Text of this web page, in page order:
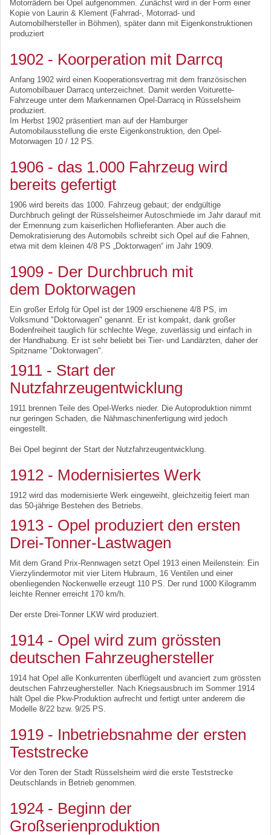
Motorrädern bei Opel aufgenommen. Zunächst wird in der Form einer
Kopie von Laurin & Klement (Fahrrad-, Motorrad- und
Automobilhersteller in Böhmen), später dann mit Eigenkonstruktionen
produziert
1902 - Koorperation mit Darrcq
Anfang 1902 wird einen Kooperationsvertrag mit dem französischen
Automobilbauer Darracq unterzeichnet. Damit werden Voiturette-
Fahrzeuge unter dem Markennamen Opel-Darracq in Rüsselsheim
produziert.
Im Herbst 1902 präsentiert man auf der Hamburger
Automobilausstellung die erste Eigenkonstruktion, den Opel-
Motorwagen 10 / 12 PS.
1906 - das 1.000 Fahrzeug wird
bereits gefertigt
1906 wird bereits das 1000. Fahrzeug gebaut; der endgültige
Durchbruch gelingt der Rüsselsheimer Autoschmiede im Jahr darauf mit
der Ernennung zum kaiserlichen Hoflieferanten. Aber auch die
Demokratisierung des Automobils schreibt sich Opel auf die Fahnen,
etwa mit dem kleinen 4/8 PS „Doktorwagen“ im Jahr 1909.
1909 - Der Durchbruch mit
dem Doktorwagen
Ein großer Erfolg für Opel ist der 1909 erschienene 4/8 PS, im
Volksmund "Doktorwagen" genannt. Er ist kompakt, dank großer
Bodenfreiheit tauglich für schlechte Wege, zuverlässig und einfach in
der Handhabung. Er ist sehr beliebt bei Tier- und Landärzten, daher der
Spitzname "Doktorwagen".
1911 - Start der
Nutzfahrzeugentwicklung
1911 brennen Teile des Opel-Werks nieder. Die Autoproduktion nimmt
nur geringen Schaden, die Nähmaschinenfertigung wird jedoch
eingestellt.
Bei Opel beginnt der Start der Nutzfahrzeugentwicklung.
1912 - Modernisiertes Werk
1912 wird das modernisierte Werk eingeweiht, gleichzeitig feiert man
das 50-jährige Bestehen des Betriebs.
1913 - Opel produziert den ersten
Drei-Tonner-Lastwagen
Mit dem Grand Prix-Rennwagen setzt Opel 1913 einen Meilenstein: Ein
Vierzylindermotor mit vier Litern Hubraum, 16 Ventilen und einer
obenliegenden Nockenwelle erzeugt 110 PS. Der rund 1000 Kilogramm
leichte Renner erreicht 170 km/h.
Der erste Drei-Tonner LKW wird produziert.
1914 - Opel wird zum grössten
deutschen Fahrzeughersteller
1914 hat Opel alle Konkurrenten überflügelt und avanciert zum grössten
deutschen Fahrzeughersteller. Nach Kriegsausbruch im Sommer 1914
hält Opel die Pkw-Produktion aufrecht und fertigt unter anderem die
Modelle 8/22 bzw. 9/25 PS.
1919 - Inbetriebsnahme der ersten
Teststrecke
Vor den Toren der Stadt Rüsselsheim wird die erste Teststrecke
Deutschlands in Betrieb genommen.
1924 - Beginn der
Großserienproduktion